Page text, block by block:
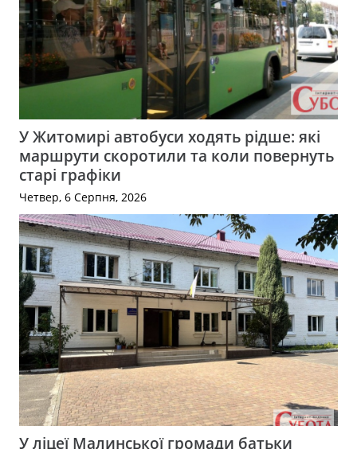
У Житомирі автобуси ходять рідше: які
маршрути скоротили та коли повернуть
старі графіки
Четвер, 6 Серпня, 2026
У ліцеї Малинської громади батьки